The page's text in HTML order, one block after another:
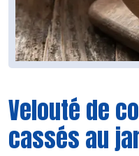
Velouté de
cassés au